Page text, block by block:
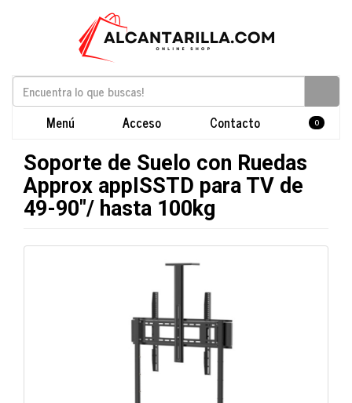
Menú Acceso Contacto 0
Soporte de Suelo con Ruedas
Approx appISSTD para TV de
49-90"/ hasta 100kg